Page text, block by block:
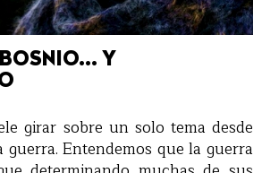
Y
girar sobre un solo tema desde
guerra. Entendemos que la guerra